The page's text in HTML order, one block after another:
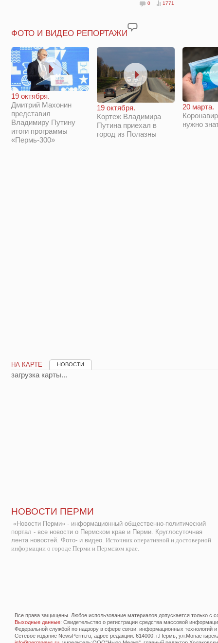
0 1771
ФОТО И ВИДЕО РЕПОРТАЖИ
19 октября.
Дмитрий Махонин
представил
Владимиру Путину
итоги программы
«Пермь-300»
19 октября.
Кортеж Владимира
Путина приехал в
город из Полазны
20 марта.
нужно
НА КАРТЕ НОВОСТИ
загрузка карты...
НОВОСТИ ПЕРМИ
«Новости Перми» - информационный общественно-политический
портал - все новости о Пермском крае и Перми. Круглосуточная
лента новостей. Фото- и видео. Источник оперативной и достоверной
информации о городе Перми и Пермском крае.
Все права защищены. Любое использование материалов допускается только с
Выходные данные: Свидетельство о регистрации средства массовой
Федеральной службой по надзору в сфере связи, информационных технологий
Сетевое издание NewsPerm.ru, адрес редакции: 614000, г.Пермь,